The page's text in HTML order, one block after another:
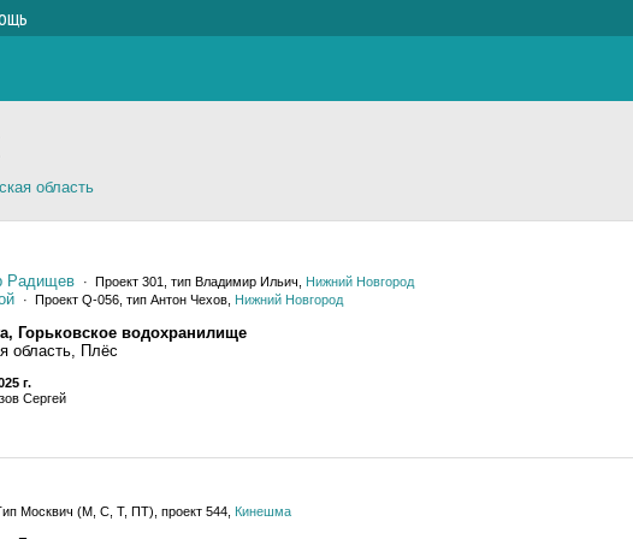
область
Радищев · Проект 301, тип Владимир Ильич, Нижний Новгород
· Проект Q-056, тип Антон Чехов, Нижний Новгород
Горьковское водохранилище
область, Плёс
г.
Сергей
Москвич (М, С, Т, ПТ), проект 544, Кинешма